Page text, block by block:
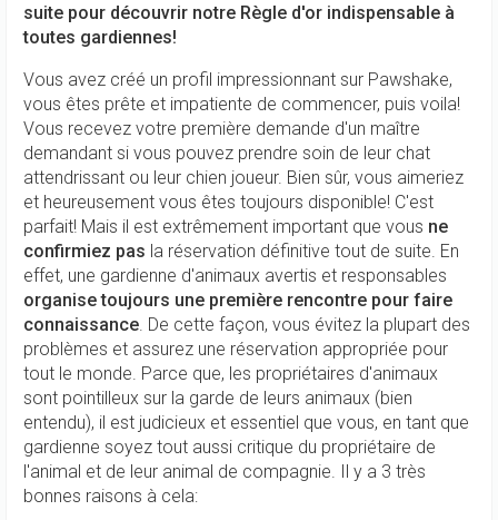
suite pour découvrir notre Règle d'or indispensable à
toutes gardiennes!
Vous avez créé un profil impressionnant sur Pawshake,
vous êtes prête et impatiente de commencer, puis voila!
Vous recevez votre première demande d'un maître
demandant si vous pouvez prendre soin de leur chat
attendrissant ou leur chien joueur. Bien sûr, vous aimeriez
et heureusement vous êtes toujours disponible! C'est
parfait! Mais il est extrêmement important que vous ne
confirmiez pas la réservation définitive tout de suite. En
effet, une gardienne d'animaux avertis et responsables
organise toujours une première rencontre pour faire
connaissance. De cette façon, vous évitez la plupart des
problèmes et assurez une réservation appropriée pour
tout le monde. Parce que, les propriétaires d'animaux
sont pointilleux sur la garde de leurs animaux (bien
entendu), il est judicieux et essentiel que vous, en tant que
gardienne soyez tout aussi critique du propriétaire de
l'animal et de leur animal de compagnie. Il y a 3 très
bonnes raisons à cela: